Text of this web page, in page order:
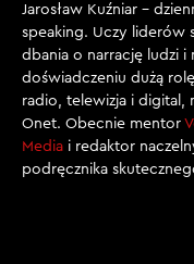
Jarosław Kuźniar –
speaking. Uczy liderów
dbania o narrację ludzi
doświadczeniu dużą
radio, telewizja i digital,
Onet. Obecnie mentor
Media i redaktor
podręcznika